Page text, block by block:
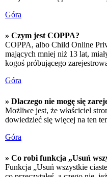
Góra
» Czym jest COPPA?
COPPA, albo Child Online
mających mniej niż 13 lat,
kogoś próbującego
Góra
» Dlaczego nie mogę się
Możliwe jest, że właściciel
dowiedzieć się więcej na ten
Góra
» Co robi funkcja „Usuń
Funkcja „Usuń wszystkie